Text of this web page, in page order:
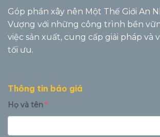
Góp phần xây nên Một Thế Giới An
Vượng với những công trình bền
việc sản xuất, cung cấp giải pháp và
tối ưu.
Thông tin báo giá
Họ và tên *